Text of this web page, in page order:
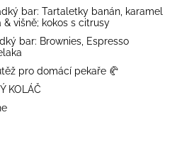
bar: Tartaletky banán, karamel
višně; kokos s citrusy
bar: Brownies, Espresso
pro domácí pekaře 🥐
KOLÁČ